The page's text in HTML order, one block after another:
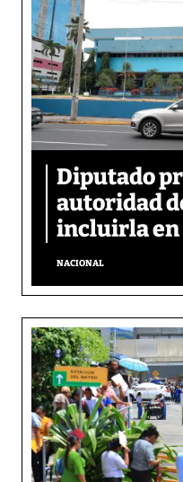
Diputado
autoridad
incluirla en
NACIONAL